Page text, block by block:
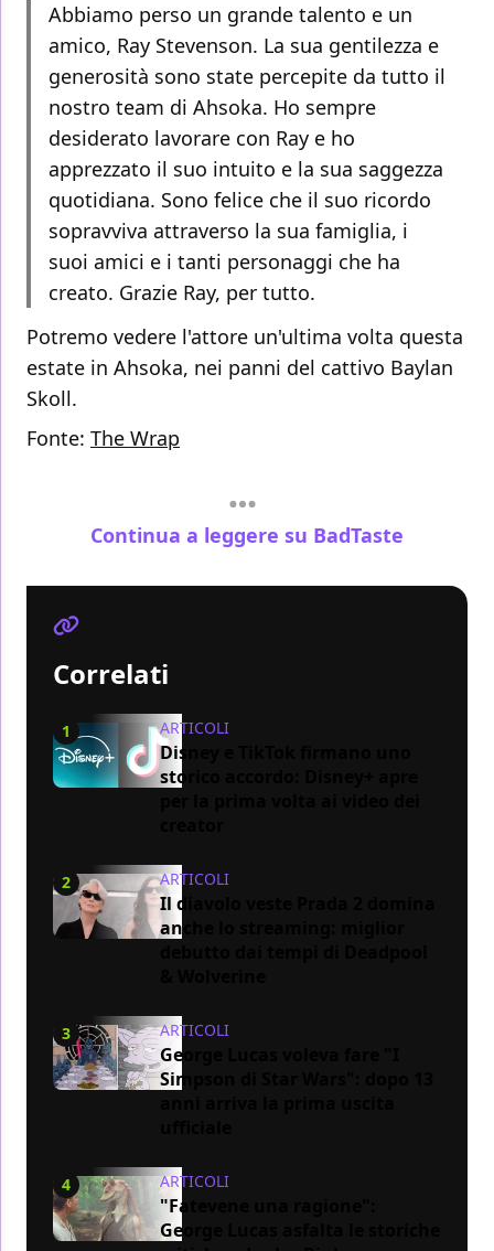
Abbiamo perso un grande talento e un
amico, Ray Stevenson. La sua gentilezza e
generosità sono state percepite da tutto il
nostro team di Ahsoka. Ho sempre
desiderato lavorare con Ray e ho
apprezzato il suo intuito e la sua saggezza
quotidiana. Sono felice che il suo ricordo
sopravviva attraverso la sua famiglia, i
suoi amici e i tanti personaggi che ha
creato. Grazie Ray, per tutto.
Potremo vedere l'attore un'ultima volta questa
estate in Ahsoka, nei panni del cattivo Baylan
Skoll.
Fonte: The Wrap
Continua a leggere su BadTaste
Correlati
1 ARTICOLI
Disney e TikTok firmano uno
storico accordo: Disney+ apre
2 ARTICOLI
Il diavolo veste Prada 2 domina
anche lo streaming: miglior
3 ARTICOLI
George Lucas voleva fare "I
Simpson di Star Wars": dopo 13
4 ARTICOLI
"Fatevene una ragione":
George Lucas asfalta le storiche